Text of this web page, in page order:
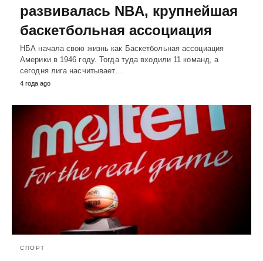
развивалась NBA, крупнейшая
баскетбольная ассоциация
НБА начала свою жизнь как Баскетбольная ассоциация
Америки в 1946 году. Тогда туда входили 11 команд, а
сегодня лига насчитывает…
4 года ago
СПОРТ